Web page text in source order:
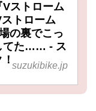
ストローム
トローム
の裏でこっ
てた…… - ス
suzukibike.jp